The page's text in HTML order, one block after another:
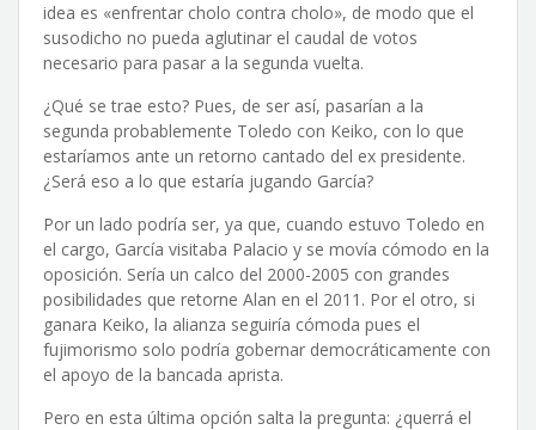
idea es «enfrentar cholo contra cholo», de modo que el
susodicho no pueda aglutinar el caudal de votos
necesario para pasar a la segunda vuelta.
¿Qué se trae esto? Pues, de ser así, pasarían a la
segunda probablemente Toledo con Keiko, con lo que
estaríamos ante un retorno cantado del ex presidente.
¿Será eso a lo que estaría jugando García?
Por un lado podría ser, ya que, cuando estuvo Toledo en
el cargo, García visitaba Palacio y se movía cómodo en la
oposición. Sería un calco del 2000-2005 con grandes
posibilidades que retorne Alan en el 2011. Por el otro, si
ganara Keiko, la alianza seguiría cómoda pues el
fujimorismo solo podría gobernar democráticamente con
el apoyo de la bancada aprista.
Pero en esta última opción salta la pregunta: ¿querrá el